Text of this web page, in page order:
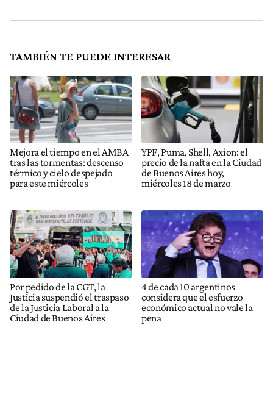
TAMBIÉN TE PUEDE INTERESAR
Mejora el tiempo en el AMBA
tras las tormentas: descenso
térmico y cielo despejado
para este miércoles
YPF, Puma, Shell, Axion: el
precio de la nafta en la Ciudad
de Buenos Aires hoy,
miércoles 18 de marzo
Por pedido de la CGT, la
Justicia suspendió el traspaso
de la Justicia Laboral a la
Ciudad de Buenos Aires
4 de cada 10 argentinos
considera que el esfuerzo
económico actual no vale la
pena